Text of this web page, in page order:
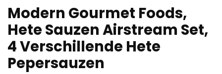
Modern Gourmet Foods,
Hete Sauzen Airstream Set,
4 Verschillende Hete
Pepersauzen